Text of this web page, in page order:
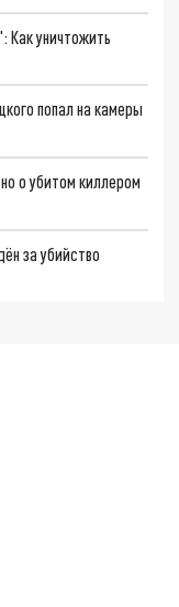
Как уничтожить
попал на камеры
о убитом киллером
за убийство